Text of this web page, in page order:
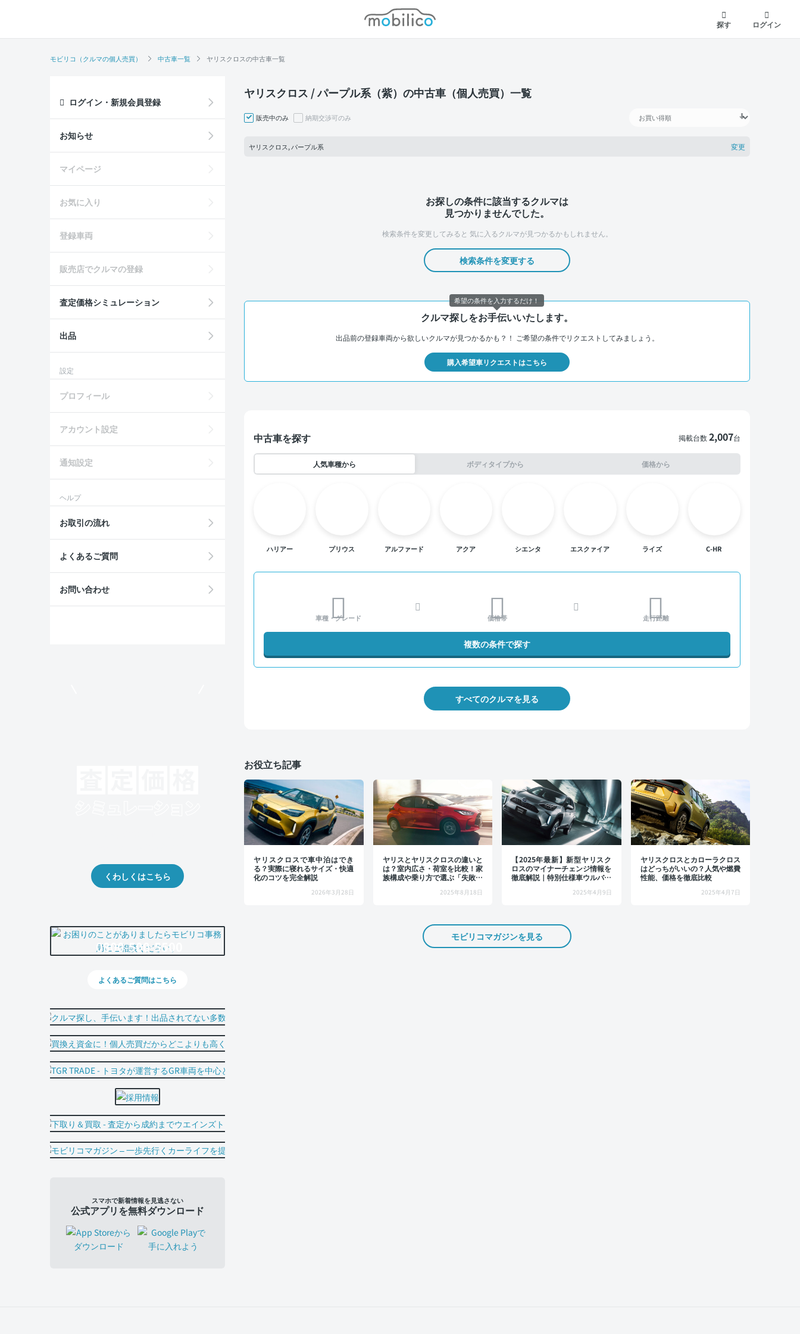
モビリコ
探す
ログイン
モビリコ（クルマの個人売買） 中古車一覧 ヤリスクロスの中古車一覧
ヤリスクロス / パープル系（紫）の中古車（個人売買）一覧
販売中のみ 納期交渉可のみ
ヤリスクロス, パープル系 変更
お探しの条件に該当するクルマは
見つかりませんでした。
検索条件を変更してみると 気に入るクルマが見つかるかもしれません。
検索条件を変更する
クルマ探しをお手伝いいたします。
出品前の登録車両から欲しいクルマが見つかるかも？！ ご希望の条件でリクエストしてみましょう。
購入希望車リクエストはこちら
中古車を探す 掲載台数2,007台
人気車種から ボディタイプから 価格から
ハリアー プリウス アルファード アクア シエンタ エスクァイア ライズ C-HR
車種・グレード 価格帯 走行距離
複数の条件で探す
すべてのクルマを見る
お役立ち記事
ヤリスクロスで車中泊はでき
る？実際に寝れるサイズ・快適
化のコツを完全解説
2026年3月28日
ヤリスとヤリスクロスの違いと
は？室内広さ・荷室を比較！家
族構成や乗り方で選ぶ「失敗し
2025年8月18日
【2025年最新】新型ヤリスク
ロスのマイナーチェンジ情報を
徹底解説｜特別仕様車ウルバー
2025年4月9日
ヤリスクロスとカローラクロス
はどっちがいいの？人気や燃費
性能、価格を徹底比較
2025年4月7日
モビリコマガジンを見る
ログイン・新規会員登録
お知らせ
マイページ
お気に入り
登録車両
販売店でクルマの登録
査定価格シミュレーション
出品
設定
プロフィール
アカウント設定
通知設定
ヘルプ
お取引の流れ
よくあるご質問
お問い合わせ
くわしくはこちら
0800-500-5500
よくあるご質問はこちら
スマホで新着情報を見逃さない
公式アプリを無料ダウンロード
希望の条件を入力するだけ！